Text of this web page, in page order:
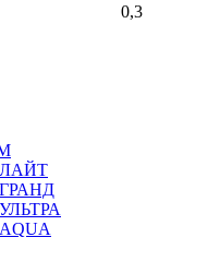
0,3
ЛАЙТ
ГРАНД
УЛЬТРА